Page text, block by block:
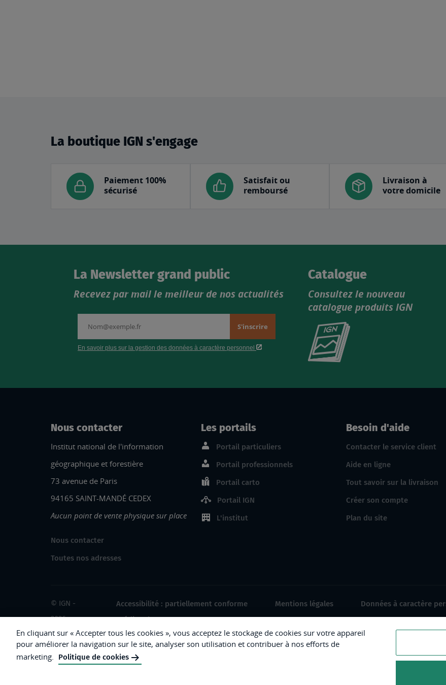
La boutique IGN s'engage
Paiement 100%
sécurisé
Satisfait ou
remboursé
Livraison à
votre domicile
La Newsletter grand public
Recevez par mail le meilleur de nos actualités
Catalogue
Consultez le nouveau
catalogue produits IGN
Consultez
produits
Nous contacter
Institut national de l'information
géographique et forestière
73 avenue de Paris
94165 SAINT-MANDÉ CEDEX
Aucun point de vente physique sur place
Nous contacter
Toutes nos adresses
Les portails
Portail particuliers
Portail professionnels
Portail carto
Portail IGN
L'institut
Besoin d'aide
Contacter le service client
Aide en ligne
Tout savoir sur la livraison
Créer son compte
Plan du site
© IGN -
2026
Accessibilité : partiellement conforme Mentions légales Données à caractère
Crédits photos
République
En cliquant sur « Accepter tous les cookies », vous acceptez le stockage de cookies sur votre appareil
pour améliorer la navigation sur le site, analyser son utilisation et contribuer à nos efforts de
marketing.
Politique de cookies